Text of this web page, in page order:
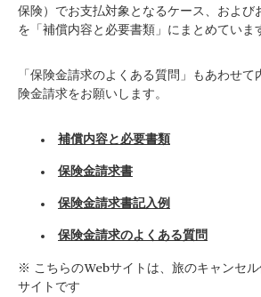
保険）でお支払対象となるケース、および
を「補償内容と必要書類」にまとめていま
「保険金請求のよくある質問」もあわせ
険金請求をお願いします。
補償内容と必要書類
保険金請求書
保険金請求書記入例
保険金請求のよくある質問
※ こちらのWebサイトは、旅のキャンセ
サイトです